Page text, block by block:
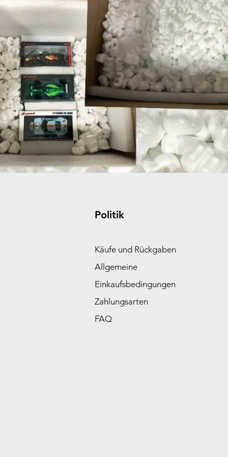
Politik
Käufe und Rückgaben
Allgemeine
Einkaufsbedingungen
Zahlungsarten
FAQ